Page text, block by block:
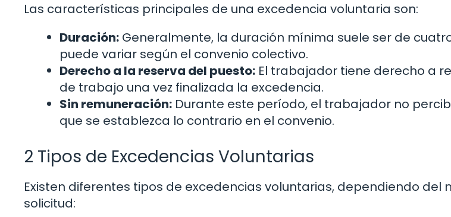
Las características principales de una excedencia voluntaria son:
Duración: Generalmente, la duración mínima suele ser de
puede variar según el convenio colectivo.
Derecho a la reserva del puesto: El trabajador tiene derecho a
de trabajo una vez finalizada la excedencia.
Sin remuneración: Durante este período, el trabajador no
que se establezca lo contrario en el convenio.
2 Tipos de Excedencias Voluntarias
Existen diferentes tipos de excedencias voluntarias, dependiendo del
solicitud: